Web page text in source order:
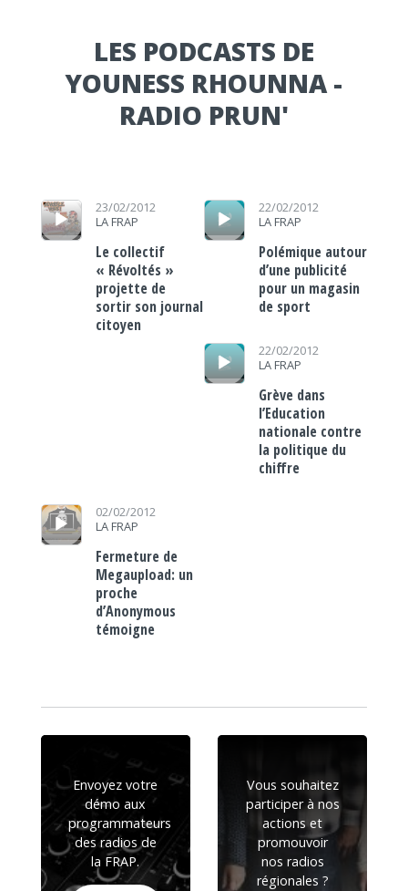
LES PODCASTS DE
YOUNESS RHOUNNA -
RADIO PRUN'
Lecteur audio
23/02/2012
LA FRAP
Le collectif
« Révoltés »
projette de
sortir son journal
citoyen
Lecteur audio
22/02/2012
LA FRAP
Polémique autour
d’une publicité
pour un magasin
de sport
Lecteur audio
22/02/2012
LA FRAP
Grève dans
l’Education
nationale contre
la politique du
chiffre
Lecteur audio
02/02/2012
LA FRAP
Fermeture de
Megaupload: un
proche
d’Anonymous
témoigne
Envoyez votre
démo aux
programmateurs
des radios de
la FRAP.
Vous souhaitez
participer à nos
actions et
promouvoir
nos radios
régionales ?